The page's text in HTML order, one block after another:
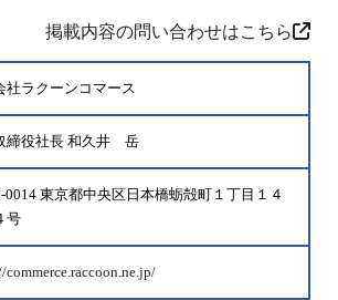
掲載内容の問い合わせはこちら
社ラクーンコマース
締役社長 和久井 岳
0014 東京都中央区日本橋蛎殻町１丁目１４
号
commerce.raccoon.ne.jp/